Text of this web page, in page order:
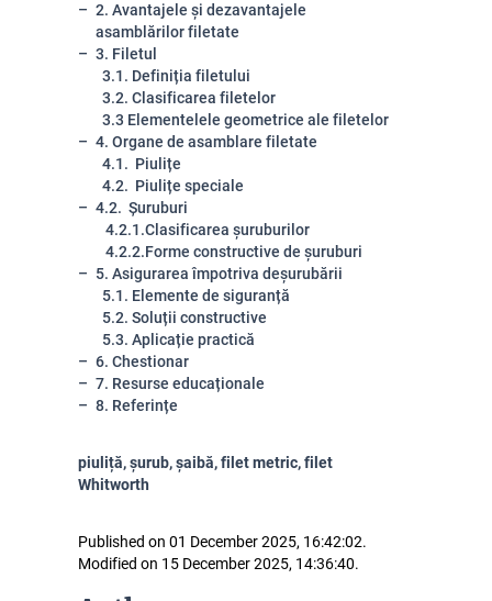
2. Avantajele și dezavantajele
asamblărilor filetate
3. Filetul
3.1. Definiția filetului
3.2. Clasificarea filetelor
3.3 Elementelele geometrice ale filetelor
4. Organe de asamblare filetate
4.1. Piulițe
4.2. Piulițe speciale
4.2. Șuruburi
4.2.1.Clasificarea șuruburilor
4.2.2.Forme constructive de șuruburi
5. Asigurarea împotriva deșurubării
5.1. Elemente de siguranță
5.2. Soluții constructive
5.3. Aplicație practică
6. Chestionar
7. Resurse educaționale
8. Referințe
piuliță, șurub, șaibă, filet metric, filet
Whitworth
Published on 01 December 2025, 16:42:02.
Modified on 15 December 2025, 14:36:40.